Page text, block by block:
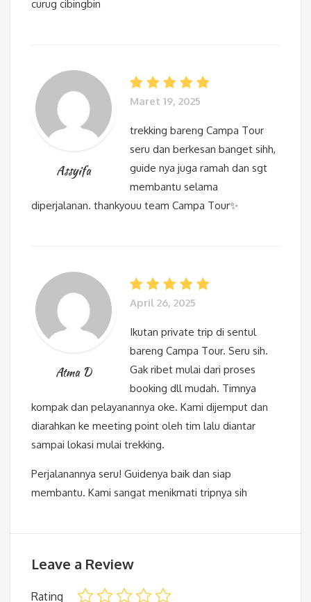
curug cibingbin
Assyifa
Maret 19, 2025
trekking bareng Campa Tour
seru dan berkesan banget sihh,
guide nya juga ramah dan sgt
membantu selama
diperjalanan. thankyouu team Campa Tour✨
Atma D
April 26, 2025
Ikutan private trip di sentul
bareng Campa Tour. Seru sih.
Gak ribet mulai dari proses
booking dll mudah. Timnya
kompak dan pelayanannya oke. Kami dijemput dan
diarahkan ke meeting point oleh tim lalu diantar
sampai lokasi mulai trekking.
Perjalanannya seru! Guidenya baik dan siap
membantu. Kami sangat menikmati tripnya sih
Leave a Review
Rating